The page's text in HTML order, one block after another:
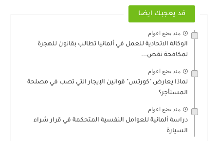
قد يعجبك ايضا
منذ بضع اعوام
الوكالة الاتحادية للعمل في ألمانيا تطالب بقانون للهجرة
لمكافحة نقص...
منذ بضع اعوام
لماذا يعارض "كورتس" قوانين الإيجار التي تصب في مصلحة
المستأجر؟
منذ بضع اعوام
دراسة ألمانية للعوامل النفسية المتحكمة في قرار شراء
السيارة